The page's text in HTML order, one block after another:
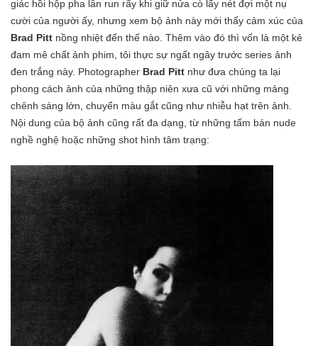
giác hồi hộp pha lẫn run rẩy khi giữ nửa cò lấy nét đợi một nụ
cười của người ấy, nhưng xem bộ ảnh này mới thấy cảm xúc của
Brad Pitt nồng nhiệt đến thế nào. Thêm vào đó thì vốn là một kẻ
đam mê chất ảnh phim, tôi thực sự ngất ngây trước series ảnh
đen trắng này. Photographer Brad Pitt như đưa chúng ta lại
phong cách ảnh của những thập niên xưa cũ với những mảng
chênh sáng lớn, chuyển màu gắt cũng như nhiễu hạt trên ảnh.
Nội dung của bộ ảnh cũng rất đa dạng, từ những tấm bán nude
nghề nghệ hoặc những shot hình tâm trạng: